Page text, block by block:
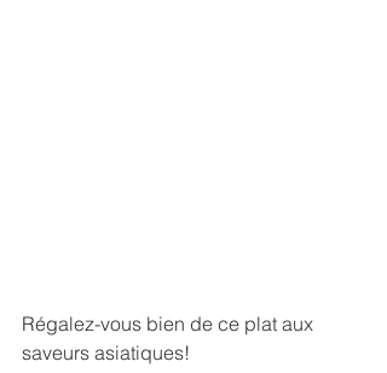
Régalez-vous bien de ce plat aux
saveurs asiatiques!